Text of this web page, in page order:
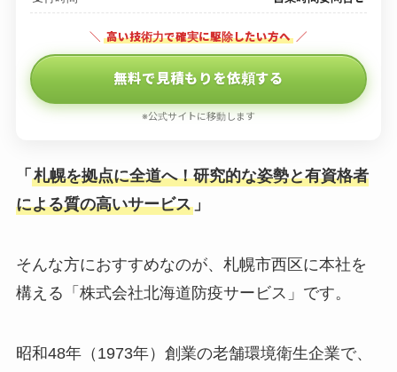
＼ 高い技術力で確実に駆除したい方へ ／
無料で見積もりを依頼する
※公式サイトに移動します
「 札幌を拠点に全道へ！研究的な姿勢と有資格者
による質の高いサービス」
そんな方におすすめなのが、札幌市西区に本社を
構える「株式会社北海道防疫サービス」です。
昭和48年（1973年）創業の老舗環境衛生企業で、